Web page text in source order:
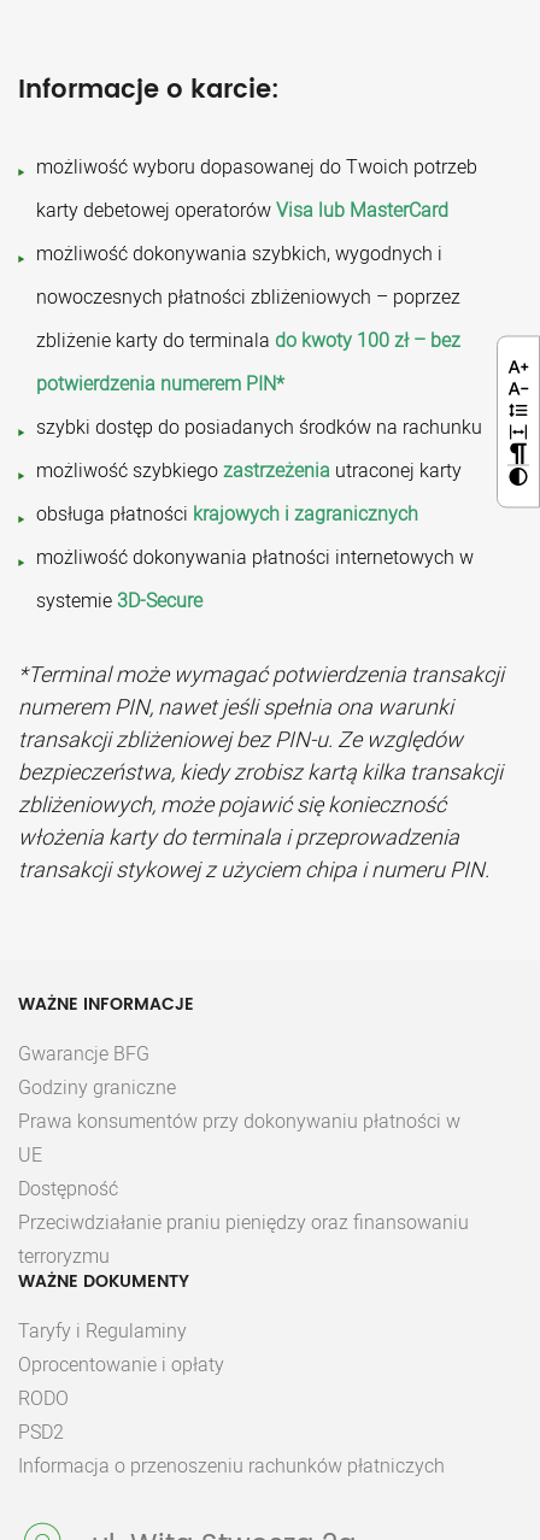
Informacje o karcie:
możliwość wyboru dopasowanej do Twoich potrzeb
karty debetowej operatorówVisa lub MasterCard
możliwość dokonywania szybkich, wygodnych i
nowoczesnych płatności zbliżeniowych – poprzez
zbliżenie karty do terminala do kwoty 100 zł – bez
potwierdzenia numerem PIN*
szybki dostęp do posiadanych środków na rachunku
możliwość szybkiegozastrzeżenia utraconej karty
obsługa płatności krajowych i zagranicznych
możliwość dokonywania płatności internetowych w
systemie3D-Secure
*Terminal może wymagać potwierdzenia transakcji
numerem PIN, nawet jeśli spełnia ona warunki
transakcji zbliżeniowej bez PIN-u. Ze względów
bezpieczeństwa, kiedy zrobisz kartą kilka transakcji
zbliżeniowych, może pojawić się konieczność
włożenia karty do terminala i przeprowadzenia
transakcji stykowej z użyciem chipa i numeru PIN.
WAŻNE INFORMACJE
Gwarancje BFG
Godziny graniczne
Prawa konsumentów przy dokonywaniu płatności w
UE
Dostępność
Przeciwdziałanie praniu pieniędzy oraz finansowaniu
terroryzmu
WAŻNE DOKUMENTY
Taryfy i Regulaminy
Oprocentowanie i opłaty
RODO
PSD2
Informacja o przenoszeniu rachunków płatniczych